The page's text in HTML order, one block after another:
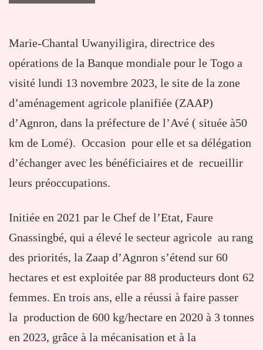
Marie-Chantal Uwanyiligira, directrice des
opérations de la Banque mondiale pour le Togo a
visité lundi 13 novembre 2023, le site de la zone
d’aménagement agricole planifiée (ZAAP)
d’Agnron, dans la préfecture de l’Avé ( située à50
km de Lomé). Occasion pour elle et sa délégation
d’échanger avec les bénéficiaires et de recueillir
leurs préoccupations.
Initiée en 2021 par le Chef de l’Etat, Faure
Gnassingbé, qui a élevé le secteur agricole au rang
des priorités, la Zaap d’Agnron s’étend sur 60
hectares et est exploitée par 88 producteurs dont 62
femmes. En trois ans, elle a réussi à faire passer
la production de 600 kg/hectare en 2020 à 3 tonnes
en 2023, grâce à la mécanisation et à la